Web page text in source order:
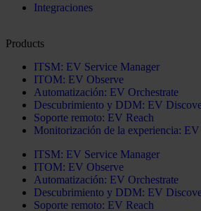
Integraciones
Products
ITSM: EV Service Manager
ITOM: EV Observe
Automatización: EV Orchestrate
Descubrimiento y DDM: EV
Soporte remoto: EV Reach
Monitorización de la experiencia:
ITSM: EV Service Manager
ITOM: EV Observe
Automatización: EV Orchestrate
Descubrimiento y DDM: EV
Soporte remoto: EV Reach